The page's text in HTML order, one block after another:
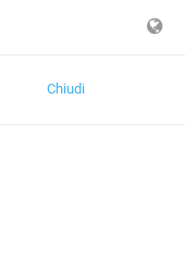
Chiudi